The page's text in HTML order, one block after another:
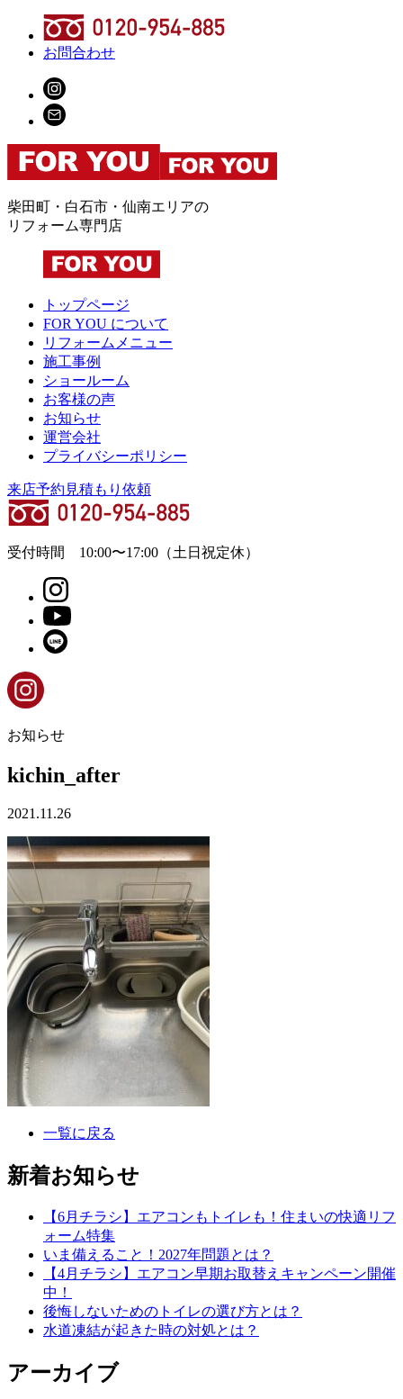
お問合わせ
柴田町・白石市・仙南エリアの
リフォーム専門店
トップページ
FOR YOU について
リフォームメニュー
施工事例
ショールーム
お客様の声
お知らせ
運営会社
プライバシーポリシー
来店予約 見積もり依頼
受付時間 10:00〜17:00 （土日祝定休）
お知らせ
kichin_after
2021.11.26
一覧に戻る
新着お知らせ
【6月チラシ】エアコンもトイレも！住まいの快適リフ
ォーム特集
いま備えること！2027年問題とは？
【4月チラシ】エアコン早期お取替えキャンペーン開催
中！
後悔しないためのトイレの選び方とは？
水道凍結が起きた時の対処とは？
アーカイブ